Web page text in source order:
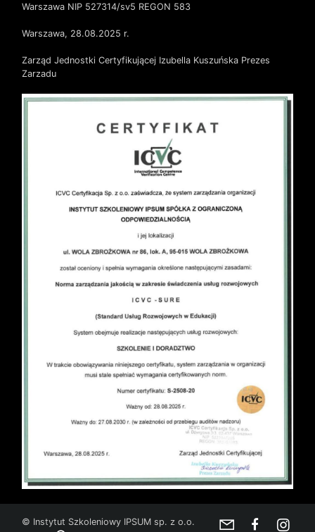
Warszawa NIP 527314/sv5 REGON 583
Warszawa, 28.08.2025 r.
Zarząd Jednostki Certyfikującej Izubella Kuszuńska Prezes
Zarzadu
© Instytut Szkoleniowy IPSUM sp. z o.o.